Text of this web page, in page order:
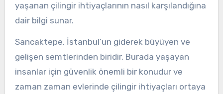
yaşanan çilingir ihtiyaçlarının nasıl karşılandığına
dair bilgi sunar.
Sancaktepe, İstanbul’un giderek büyüyen ve
gelişen semtlerinden biridir. Burada yaşayan
insanlar için güvenlik önemli bir konudur ve
zaman zaman evlerinde çilingir ihtiyaçları ortaya